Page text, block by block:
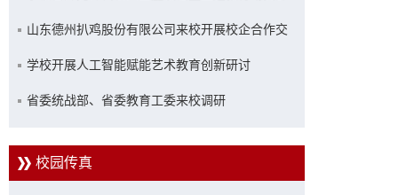
署会
山东德州扒鸡股份有限公司来校开展校企合作交
流座谈
学校开展人工智能赋能艺术教育创新研讨
省委统战部、省委教育工委来校调研
校园传真